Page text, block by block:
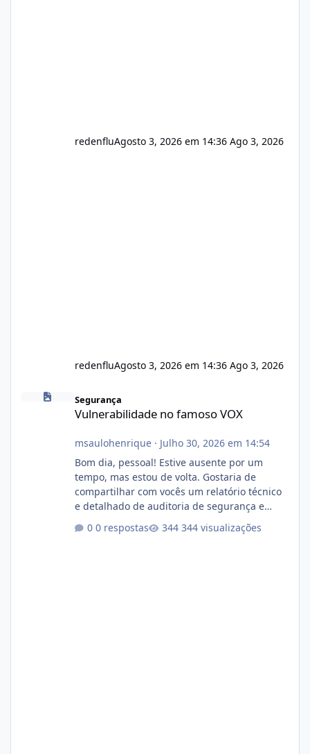
redenfluAgosto 3, 2026 em 14:36 Ago 3, 2026
redenfluAgosto 3, 2026 em 14:36 Ago 3, 2026
Segurança
Vulnerabilidade no famoso VOX
msaulohenrique· Julho 30, 2026 em 14:54
Bom dia, pessoal! Estive ausente por um
tempo, mas estou de volta. Gostaria de
compartilhar com vocês um relatório técnico
e detalhado de auditoria de segurança e
atualmente em circulação e comercialização
0 respostas 344 visualizações